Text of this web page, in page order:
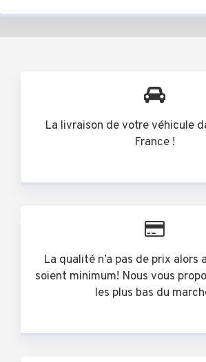
La livraison de votre véhicule
France !
La qualité n’a pas de prix alors
soient minimum! Nous vous
les plus bas du